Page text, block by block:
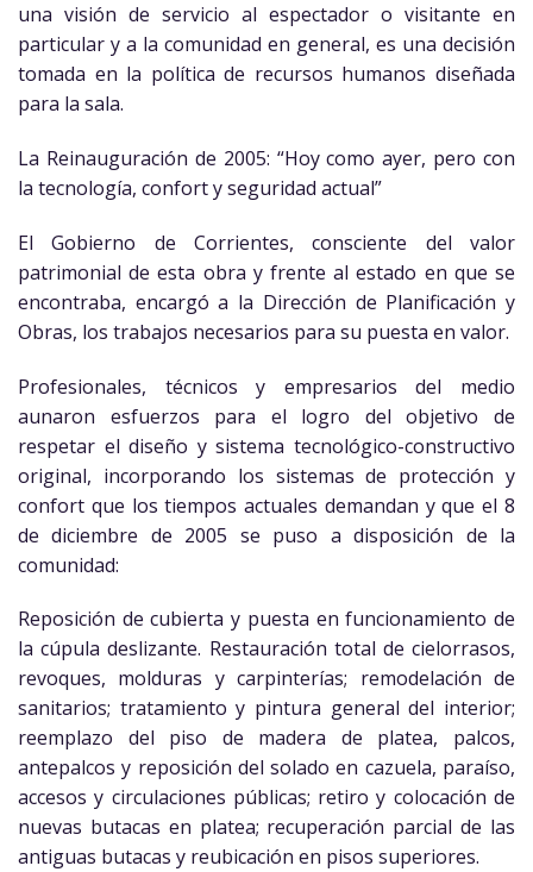
una visión de servicio al espectador o visitante en
particular y a la comunidad en general, es una decisión
tomada en la política de recursos humanos diseñada
para la sala.
La Reinauguración de 2005: “Hoy como ayer, pero con
la tecnología, confort y seguridad actual”
El Gobierno de Corrientes, consciente del valor
patrimonial de esta obra y frente al estado en que se
encontraba, encargó a la Dirección de Planificación y
Obras, los trabajos necesarios para su puesta en valor.
Profesionales, técnicos y empresarios del medio
aunaron esfuerzos para el logro del objetivo de
respetar el diseño y sistema tecnológico-constructivo
original, incorporando los sistemas de protección y
confort que los tiempos actuales demandan y que el 8
de diciembre de 2005 se puso a disposición de la
comunidad:
Reposición de cubierta y puesta en funcionamiento de
la cúpula deslizante. Restauración total de cielorrasos,
revoques, molduras y carpinterías; remodelación de
sanitarios; tratamiento y pintura general del interior;
reemplazo del piso de madera de platea, palcos,
antepalcos y reposición del solado en cazuela, paraíso,
accesos y circulaciones públicas; retiro y colocación de
nuevas butacas en platea; recuperación parcial de las
antiguas butacas y reubicación en pisos superiores.